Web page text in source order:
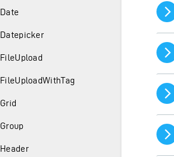
Date
Datepicker
FileUpload
FileUploadWithTag
Grid
Group
Header